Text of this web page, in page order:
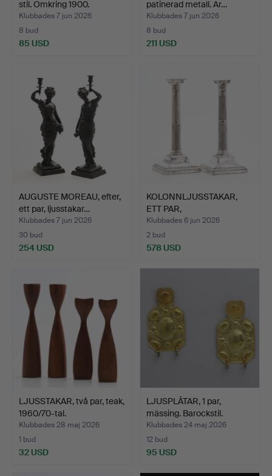
stil. Omkring 1900.
Klubbades 7 jun 2026
8 bud
85 USD
patinerad metall. Ar…
Klubbades 7 jun 2026
8 bud
211 USD
AUGUSTE MOREAU, efter,
ett par, ljusstakar…
Klubbades 7 jun 2026
30 bud
254 USD
KOLONNLJUSSTAKAR,
ETT PAR,
STERLINGSILVER,…
Klubbades 6 jun 2026
2 bud
578 USD
LJUSSTAKAR, två par, teak,
1960/70-tal.
Klubbades 28 maj 2026
1 bud
32 USD
LJUSPLÅTAR, 1 par,
mässing. Barockstil.
Klubbades 24 maj 2026
12 bud
95 USD